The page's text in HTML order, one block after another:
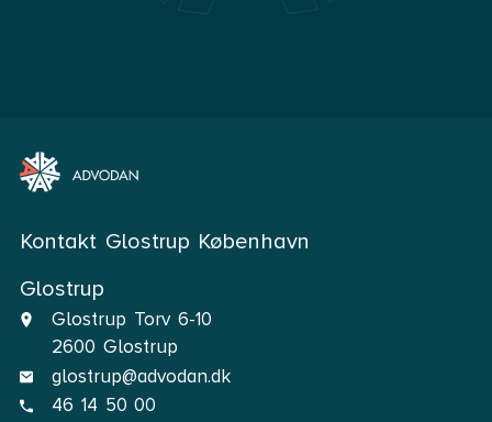
Kontakt Glostrup København
Glostrup
Glostrup Torv 6-10
2600 Glostrup
glostrup@advodan.dk
46 14 50 00